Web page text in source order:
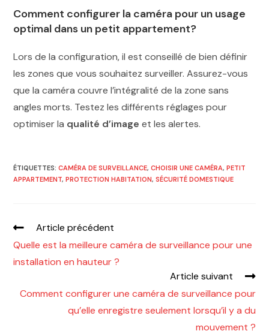
Comment configurer la caméra pour un usage
optimal dans un petit appartement?
Lors de la configuration, il est conseillé de bien définir
les zones que vous souhaitez surveiller. Assurez-vous
que la caméra couvre l’intégralité de la zone sans
angles morts. Testez les différents réglages pour
optimiser la qualité d’image et les alertes.
ÉTIQUETTES:CAMÉRA DE SURVEILLANCE, CHOISIR UNE CAMÉRA, PETIT
APPARTEMENT, PROTECTION HABITATION, SÉCURITÉ DOMESTIQUE
Article précédent
Quelle est la meilleure caméra de surveillance pour une
installation en hauteur ?
Article suivant
Comment configurer une caméra de surveillance pour
qu’elle enregistre seulement lorsqu’il y a du
mouvement ?